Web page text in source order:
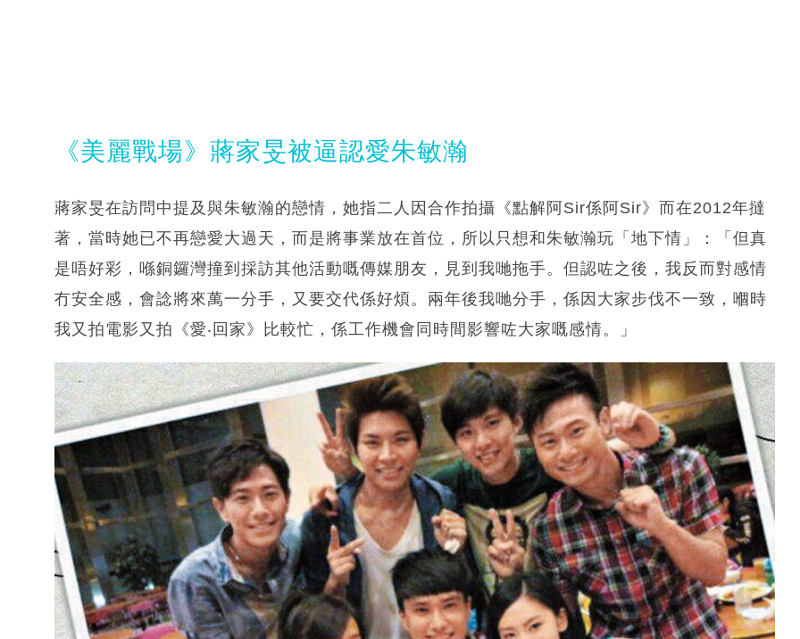
《美麗戰場》蔣家旻被逼認愛朱敏瀚
蔣家旻在訪問中提及與朱敏瀚的戀情，她指二人因合作拍攝《點解阿Sir係阿Sir》而在2012年撻
著，當時她已不再戀愛大過天，而是將事業放在首位，所以只想和朱敏瀚玩「地下情」：「但真
是唔好彩，喺銅鑼灣撞到採訪其他活動嘅傳媒朋友，見到我哋拖手。但認咗之後，我反而對感情
冇安全感，會諗將來萬一分手，又要交代係好煩。兩年後我哋分手，係因大家步伐不一致，嗰時
我又拍電影又拍《愛‧回家》比較忙，係工作機會同時間影響咗大家嘅感情。」